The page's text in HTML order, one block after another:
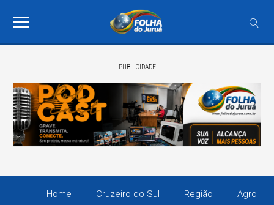
PUBLICIDADE
Home Cruzeiro do Sul Região Agro